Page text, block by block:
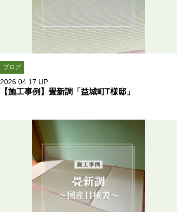
ブログ
2026.04.17 UP
【施工事例】畳新調「益城町T様邸」